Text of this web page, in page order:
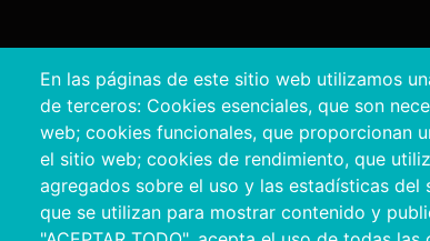
En las páginas de este sitio web utilizamos
de terceros: Cookies esenciales, que son
web; cookies funcionales, que proporcionan
el sitio web; cookies de rendimiento, que
agregados sobre el uso y las estadísticas
que se utilizan para mostrar contenido y